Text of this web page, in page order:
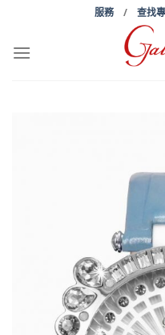
content
服務/ 查找